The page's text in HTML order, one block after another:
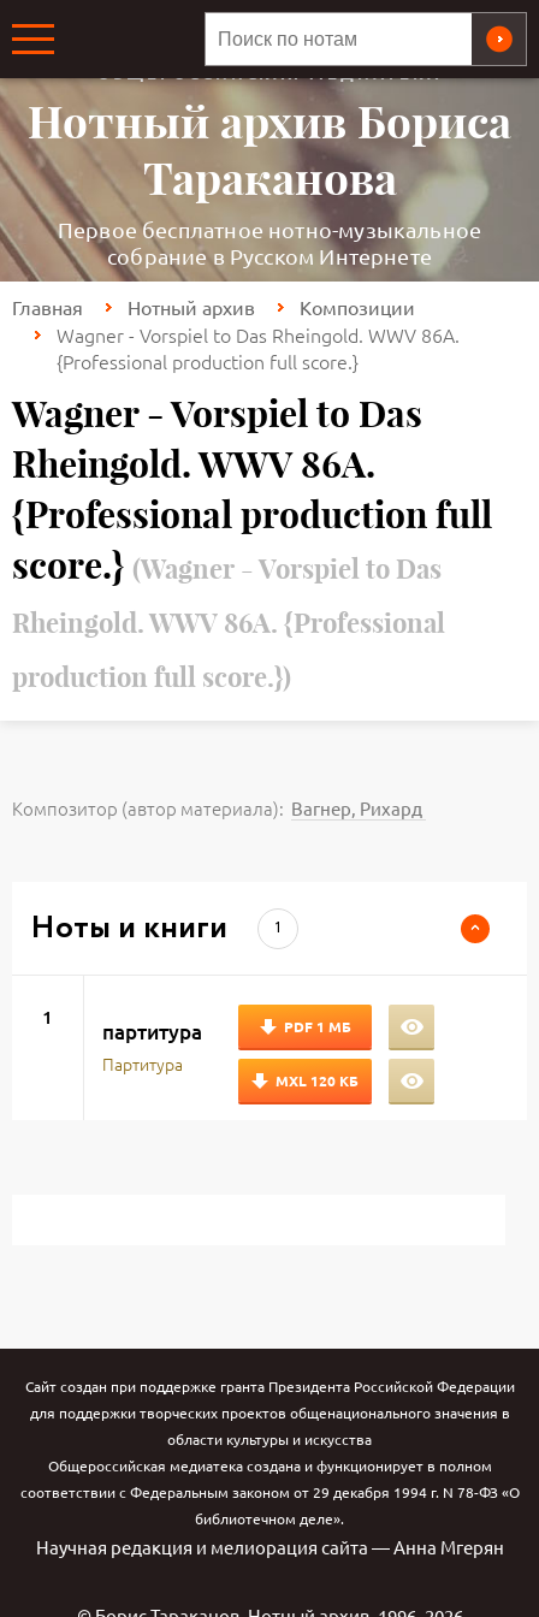
ОБЩЕРОССИЙСКАЯ МЕДИАТЕКА
Нотный архив Бориса
Тараканова
Первое бесплатное нотно-музыкальное
собрание в Русском Интернете
Главная Нотный архив Композиции
Wagner - Vorspiel to Das Rheingold. WWV 86A.
{Professional production full score.}
Wagner - Vorspiel to Das
Rheingold. WWV 86A.
{Professional production full
score.} (Wagner - Vorspiel to Das
Rheingold. WWV 86A. {Professional
production full score.})
Композитор (автор материала): Вагнер, Рихард
Ноты и книги 1
1
партитура
Партитура
PDF 1 МБ
MXL 120 КБ
Сайт создан при поддержке гранта Президента Российской Федерации
для поддержки творческих проектов общенационального значения в
области культуры и искусства
Общероссийская медиатека создана и функционирует в полном
соответствии с Федеральным законом от 29 декабря 1994 г. N 78-ФЗ «О
библиотечном деле».
Научная редакция и мелиорация сайта — Анна Мгерян